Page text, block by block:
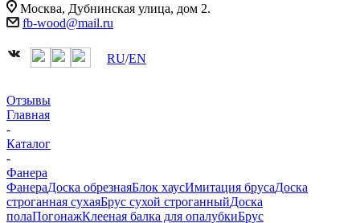
Москва, Дубнинская улица, дом 2.
fb-wood@mail.ru
RU/EN
Отзывы
Главная
-
Каталог
-
Фанера
ФанераДоска обрезнаяБлок хаусИмитация брусаДоска
строганная сухаяБрус сухой строганныйДоска
полаПогонажКлееная балка для опалубкиБрус